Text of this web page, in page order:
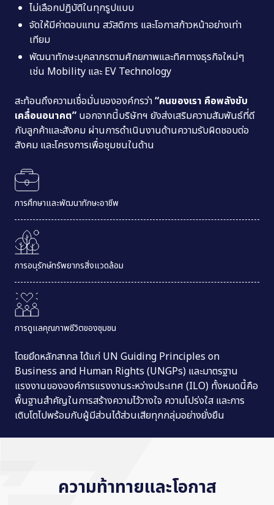
ไม่เลือกปฏิบัติในทุกรูปแบบ
จัดให้มีค่าตอบแทน สวัสดิการ และโอกาสก้าวหน้าอย่างเท่า
เทียม
พัฒนาทักษะบุคลากรตามศักยภาพและทิศทางธุรกิจใหม่ๆ
เช่น Mobility และ EV Technology
สะท้อนถึงความเชื่อมั่นขององค์กรว่า“คนของเรา คือพลังขับ
เคลื่อนอนาคต” นอกจากนี้บริษัทฯ ยังส่งเสริมความสัมพันธ์ที่ดี
กับลูกค้าและสังคม ผ่านการดำเนินงานด้านความรับผิดชอบต่อ
สังคม และโครงการเพื่อชุมชนในด้าน
การศึกษาและพัฒนาทักษะอาชีพ
การอนุรักษ์ทรัพยากรสิ่งแวดล้อม
การดูแลคุณภาพชีวิตของชุมชน
โดยยึดหลักสากล ได้แก่ UN Guiding Principles on
Business and Human Rights (UNGPs) และมาตรฐาน
แรงงานขององค์การแรงงานระหว่างประเทศ (ILO) ทั้งหมดนี้คือ
พื้นฐานสำคัญในการสร้างความไว้วางใจ ความโปร่งใส และการ
เติบโตไปพร้อมกับผู้มีส่วนได้ส่วนเสียทุกกลุ่มอย่างยั่งยืน
ความท้าทายและโอกาส